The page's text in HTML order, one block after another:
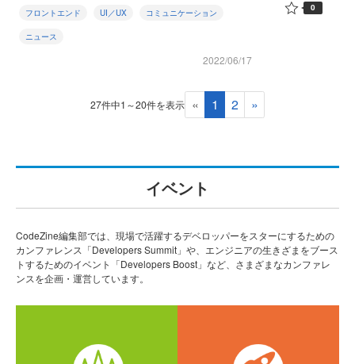
フロントエンド UI／UX コミュニケーション
ニュース
2022/06/17
0
27件中1～20件を表示 « 1 2 »
イベント
CodeZine編集部では、現場で活躍するデベロッパーをスターにするための
カンファレンス「Developers Summit」や、エンジニアの生きざまをブース
トするためのイベント「Developers Boost」など、さまざまなカンファレ
ンスを企画・運営しています。